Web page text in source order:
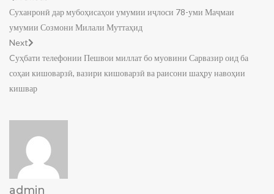
Суханронӣ дар мубоҳисаҳои умумии иҷлоси 78-уми Маҷмаи
умумии Созмони Милали Муттаҳид
Next
Cуҳбати телефонии Пешвои миллат бо муовини Сарвазир оид ба
соҳаи кишоварзӣ, вазири кишоварзӣ ва раисони шаҳру навоҳии
кишвар
admin